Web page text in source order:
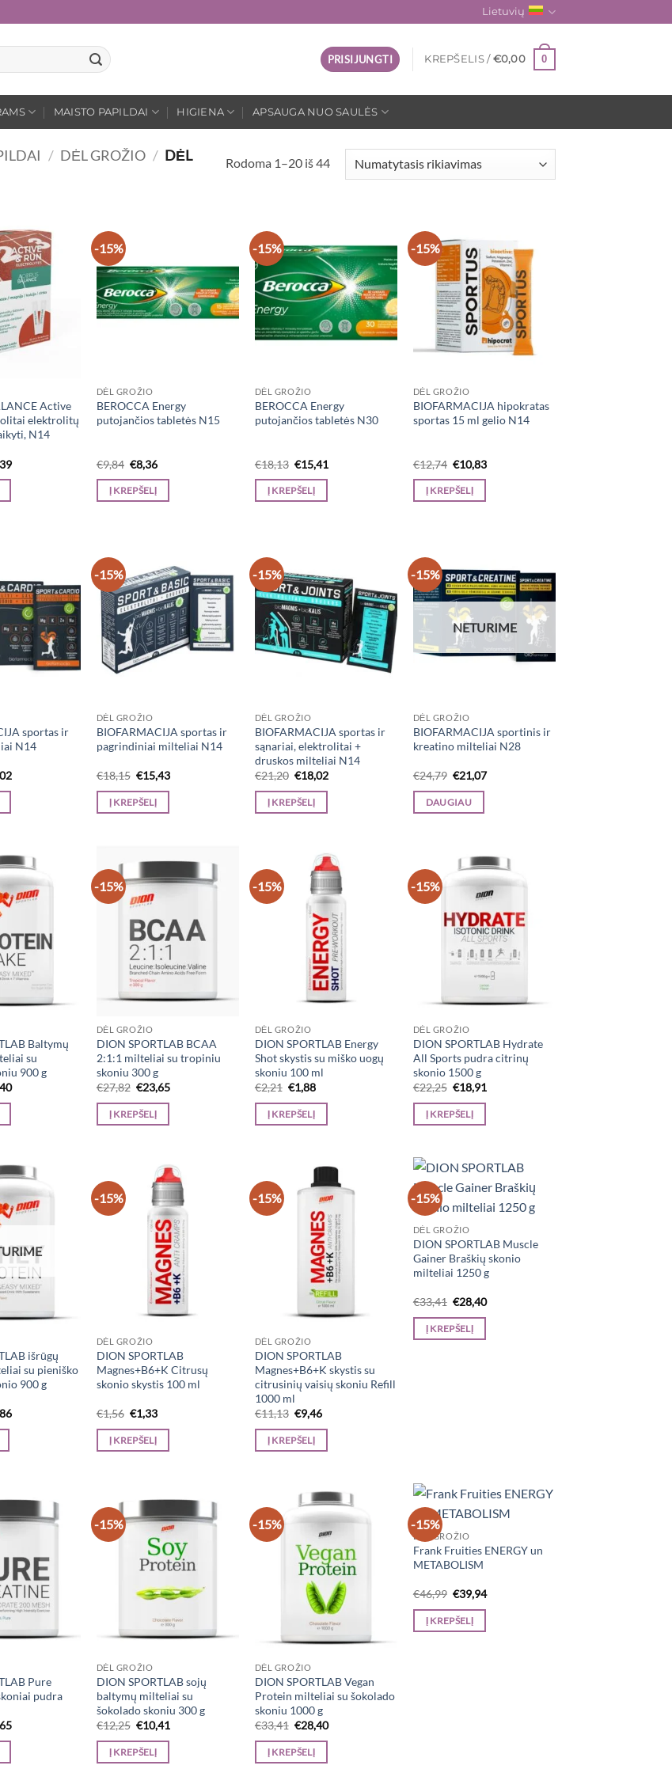
Lietuvių
PRISIJUNGTI KREPŠELIS / €0,00 0
MAISTO PAPILDAI HIGIENA APSAUGA NUO SAULĖS
/ DĖL GROŽIO / DĖL
Rodoma 1–20 iš 44
Active
elektrolitų
N14
Current
-15%
DĖL GROŽIO
BEROCCA Energy
putojančios tabletės N15
€9,84 Original
price
was:
€9,84.
€8,36Current
Į KREPŠELĮ
-15%
DĖL GROŽIO
BEROCCA Energy
putojančios tabletės N30
€18,13 Original
price
was:
€18,13.
€15,41
Į KREPŠELĮ
-15%
DĖL GROŽIO
BIOFARMACIJA hipokratas
sportas 15 ml gelio N14
€12,74 Original
price
was:
€12,74.
€10,83Current
Į KREPŠELĮ
sportas ir
N14
Current
-15%
DĖL GROŽIO
BIOFARMACIJA sportas ir
pagrindiniai milteliai N14
€18,15 Original
was:
€18,15.
€15,43Current
Į KREPŠELĮ
-15%
DĖL GROŽIO
BIOFARMACIJA sportas ir
sąnariai, elektrolitai +
druskos milteliai N14
€21,20 Original
was:
€21,20.
€18,02Current
Į KREPŠELĮ
-15%
NETURIME
DĖL GROŽIO
BIOFARMACIJA sportinis ir
kreatino milteliai N28
€24,79 Original
was:
€24,79.
€21,07Current
DAUGIAU
Baltymų
su
900 g
Current
-15%
DĖL GROŽIO
DION SPORTLAB BCAA
2:1:1 milteliai su tropiniu
skoniu 300 g
€27,82 Original
price
was:
€27,82.
€23,65Current
Į KREPŠELĮ
-15%
DĖL GROŽIO
DION SPORTLAB Energy
Shot skystis su miško uogų
skoniu 100 ml
€2,21 Original
price
was:
€2,21.
€1,88Current
is:
Į KREPŠELĮ
-15%
DĖL GROŽIO
DION SPORTLAB Hydrate
All Sports pudra citrinų
skonio 1500 g
€22,25 Original
price
was:
€22,25.
€18,91
Į KREPŠELĮ
išrūgų
su pieniško
900 g
Current
-15%
DĖL GROŽIO
DION SPORTLAB
Magnes+B6+K Citrusų
skonio skystis 100 ml
€1,56 Original
price
was:
€1,56.
€1,33Current
is:
Į KREPŠELĮ
-15%
DĖL GROŽIO
DION SPORTLAB
Magnes+B6+K skystis su
citrusinių vaisių skoniu Refill
1000 ml
€11,13 Original
price
was:
€11,13.
€9,46Current
is:
Į KREPŠELĮ
-15%
DĖL GROŽIO
DION SPORTLAB Muscle
Gainer Braškių skonio
milteliai 1250 g
€33,41 Original
price
was:
€33,41.
€28,40Current
Į KREPŠELĮ
Pure
pudra
Current
-15%
DĖL GROŽIO
DION SPORTLAB sojų
baltymų milteliai su
šokolado skoniu 300 g
€12,25 Original
price
was:
€12,25.
€10,41
Į KREPŠELĮ
-15%
DĖL GROŽIO
DION SPORTLAB Vegan
Protein milteliai su šokolado
skoniu 1000 g
€33,41 Original
price
was:
€33,41.
€28,40Current
Į KREPŠELĮ
-15%
DĖL GROŽIO
Frank Fruities ENERGY un
METABOLISM
€46,99 Original
price
was:
€46,99.
€39,94Current
Į KREPŠELĮ